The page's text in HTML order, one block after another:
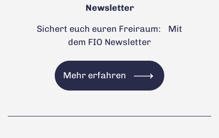
Newsletter
Sichert euch euren Freiraum: Mit
dem FIO Newsletter
Mehr erfahren